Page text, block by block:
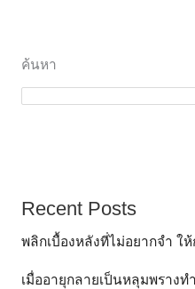
ค้นหา
Recent Posts
พลิกเบื้องหลังที่ไม่อยากจำ ใ
เมื่ออายุกลายเป็นหลุมพราง